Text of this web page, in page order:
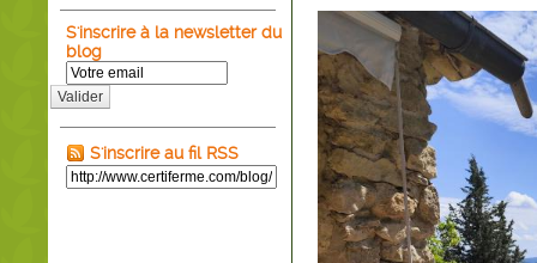
S'inscrire à la newsletter du
blog
Valider
S'inscrire au fil RSS